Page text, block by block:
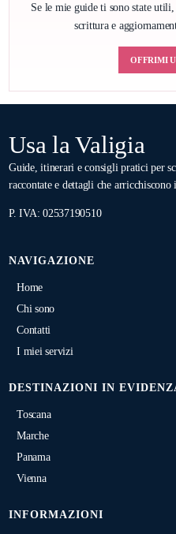
Se le mie guide ti sono state
scrittura e
OFFRIMI
Usa la Valigia
Guide, itinerari e consigli pratici per
raccontate e dettagli che arricchiscono
P. IVA: 02537190510
NAVIGAZIONE
Home
Chi sono
Contatti
I miei servizi
DESTINAZIONI IN
Toscana
Marche
Panama
Vienna
INFORMAZIONI